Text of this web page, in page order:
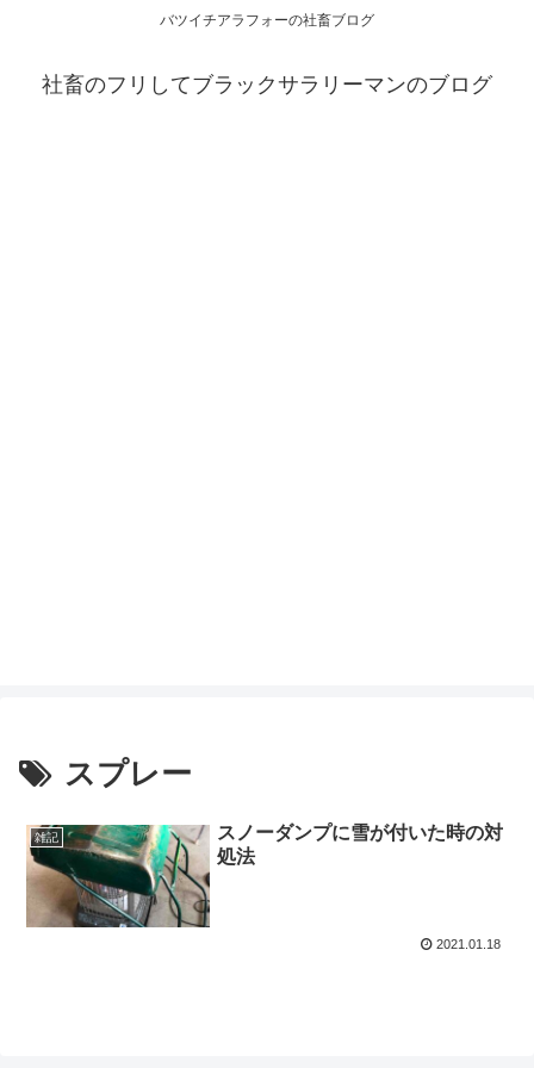
バツイチアラフォーの社畜ブログ
社畜のフリしてブラックサラリーマンのブログ
スプレー
雑記
スノーダンプに雪が付いた時の対
処法
2021.01.18